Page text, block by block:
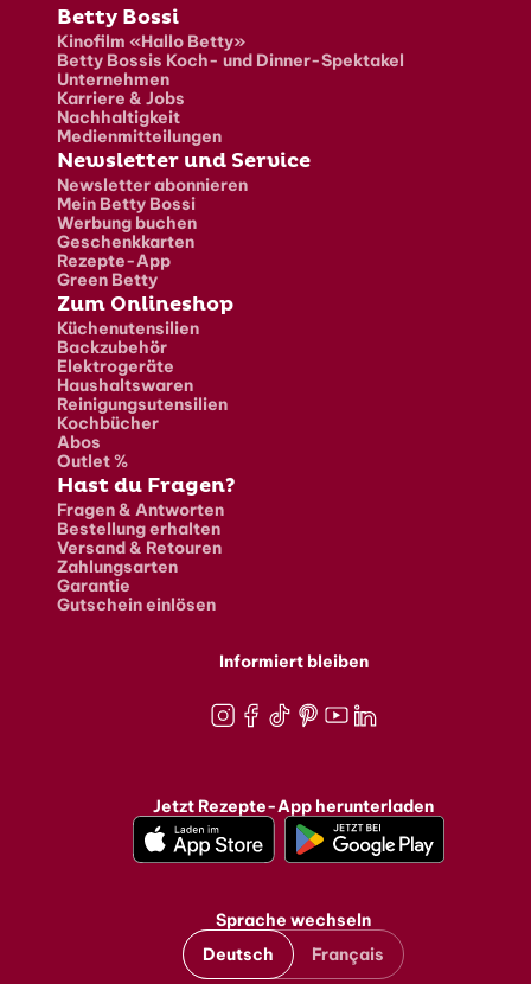
Fusszeile
Betty Bossi
Kinofilm «Hallo Betty»
Betty Bossis Koch- und Dinner-Spektakel
Unternehmen
Karriere & Jobs
Nachhaltigkeit
Medienmitteilungen
Newsletter und Service
Newsletter abonnieren
Mein Betty Bossi
Werbung buchen
Geschenkkarten
Rezepte-App
Green Betty
Zum Onlineshop
Küchenutensilien
Backzubehör
Elektrogeräte
Haushaltswaren
Reinigungsutensilien
Kochbücher
Abos
Outlet %
Hast du Fragen?
Fragen & Antworten
Bestellung erhalten
Versand & Retouren
Zahlungsarten
Garantie
Gutschein einlösen
Informiert bleiben
Jetzt Rezepte-App herunterladen
Sprache wechseln
Deutsch
Français